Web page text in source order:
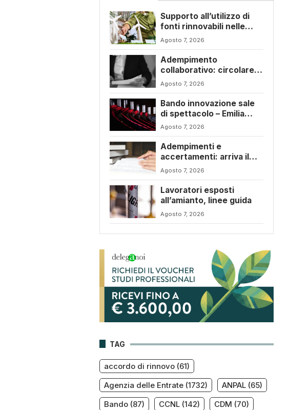
Supporto all’utilizzo di
fonti rinnovabili nelle
imprese – Emilia Romagna
Agosto 7, 2026
Adempimento
collaborativo: circolare
6/E con ogni novità della
Agosto 7, 2026
Bando innovazione sale
di spettacolo – Emilia
Romagna
Agosto 7, 2026
Adempimenti e
accertamenti: arriva il
nuovo Testo Unico
fiscale
Agosto 7, 2026
Lavoratori esposti
all’amianto, linee guida
Agosto 7, 2026
TAG
accordo di rinnovo(61)
Agenzia delle Entrate(1732) ANPAL(65)
Bando(87) CCNL(142) CDM (70)